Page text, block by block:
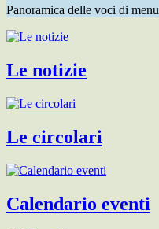
Panoramica delle voci di menu
Le notizie
Le circolari
Calendario eventi